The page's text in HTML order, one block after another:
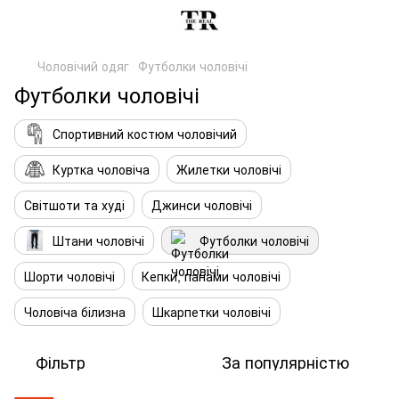
Чоловічий одяг Футболки чоловічі
Футболки чоловічі
Спортивний костюм чоловічий
Куртка чоловіча
Жилетки чоловічі
Світшоти та худі
Джинси чоловічі
Штани чоловічі
Футболки чоловічі
Шорти чоловічі
Кепки, панами чоловічі
Чоловіча білизна
Шкарпетки чоловічі
Фільтр За популярністю